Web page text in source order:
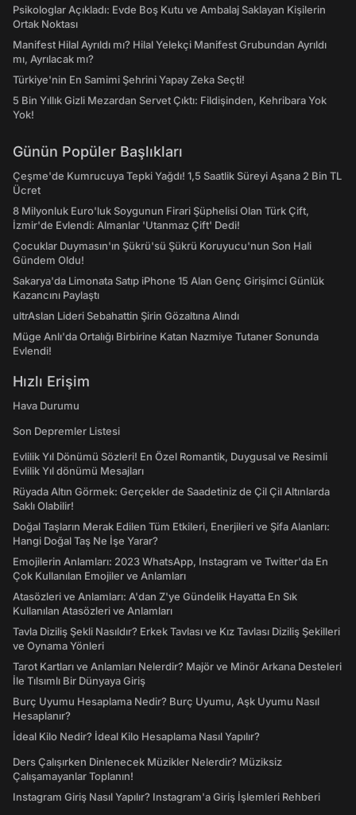
Psikologlar Açıkladı: Evde Boş Kutu ve Ambalaj Saklayan Kişilerin
Ortak Noktası
Manifest Hilal Ayrıldı mı? Hilal Yelekçi Manifest Grubundan Ayrıldı
mı, Ayrılacak mı?
Türkiye'nin En Samimi Şehrini Yapay Zeka Seçti!
5 Bin Yıllık Gizli Mezardan Servet Çıktı: Fildişinden, Kehribara Yok
Yok!
Günün Popüler Başlıkları
Çeşme'de Kumrucuya Tepki Yağdı! 1,5 Saatlik Süreyi Aşana 2 Bin TL
Ücret
8 Milyonluk Euro'luk Soygunun Firari Şüphelisi Olan Türk Çift,
İzmir'de Evlendi: Almanlar 'Utanmaz Çift' Dedi!
Çocuklar Duymasın'ın Şükrü'sü Şükrü Koruyucu'nun Son Hali
Gündem Oldu!
Sakarya'da Limonata Satıp iPhone 15 Alan Genç Girişimci Günlük
Kazancını Paylaştı
ultrAslan Lideri Sebahattin Şirin Gözaltına Alındı
Müge Anlı'da Ortalığı Birbirine Katan Nazmiye Tutaner Sonunda
Evlendi!
Hızlı Erişim
Hava Durumu
Son Depremler Listesi
Evlilik Yıl Dönümü Sözleri! En Özel Romantik, Duygusal ve Resimli
Evlilik Yıl dönümü Mesajları
Rüyada Altın Görmek: Gerçekler de Saadetiniz de Çil Çil Altınlarda
Saklı Olabilir!
Doğal Taşların Merak Edilen Tüm Etkileri, Enerjileri ve Şifa Alanları:
Hangi Doğal Taş Ne İşe Yarar?
Emojilerin Anlamları: 2023 WhatsApp, Instagram ve Twitter'da En
Çok Kullanılan Emojiler ve Anlamları
Atasözleri ve Anlamları: A'dan Z'ye Gündelik Hayatta En Sık
Kullanılan Atasözleri ve Anlamları
Tavla Diziliş Şekli Nasıldır? Erkek Tavlası ve Kız Tavlası Diziliş Şekilleri
ve Oynama Yönleri
Tarot Kartları ve Anlamları Nelerdir? Majör ve Minör Arkana Desteleri
İle Tılsımlı Bir Dünyaya Giriş
Burç Uyumu Hesaplama Nedir? Burç Uyumu, Aşk Uyumu Nasıl
Hesaplanır?
İdeal Kilo Nedir? İdeal Kilo Hesaplama Nasıl Yapılır?
Ders Çalışırken Dinlenecek Müzikler Nelerdir? Müziksiz
Çalışamayanlar Toplanın!
Instagram Giriş Nasıl Yapılır? Instagram'a Giriş İşlemleri Rehberi